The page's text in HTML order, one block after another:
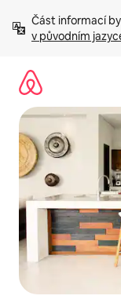
obsah
Část informací
v původním